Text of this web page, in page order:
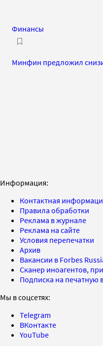
Финансы
Минфин предложил
Информация:
Контактная
Правила обработки
Реклама в журнале
Реклама на сайте
Условия перепечатки
Архив
Вакансии в Forbes
Сканер иноагентов,
Подписка на печатную
Мы в соцсетях:
Telegram
ВКонтакте
YouTube